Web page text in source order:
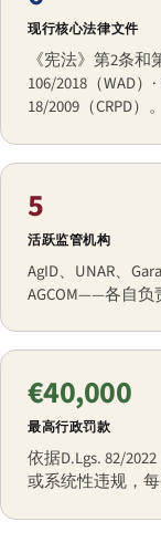
现行核心法律文件
《宪法》第2条和
106/2018（WAD）
18/2009（CRPD）。
5
活跃监管机构
AgID、UNAR、
AGCOM——各自负
€40,000
最高行政罚款
依据D.Lgs. 82/
或系统性违规，